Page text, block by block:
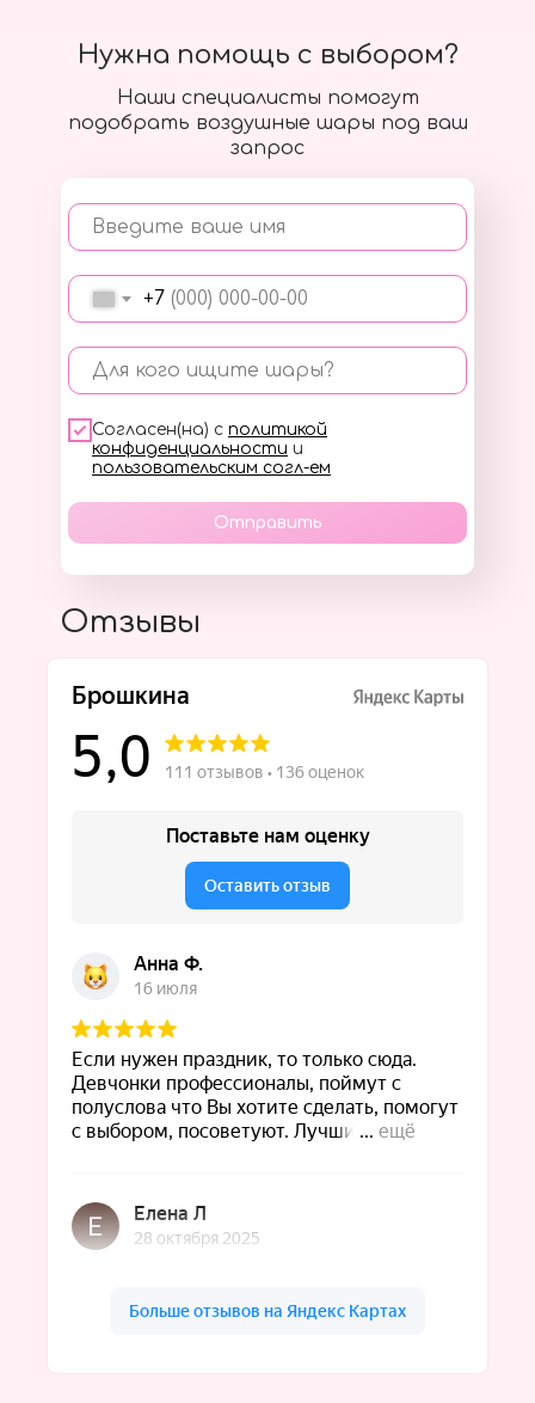
Наши специалисты помогут
подобрать воздушные шары под ваш
запрос
Введите ваше имя
+7
Для кого ищите шары?
Согласен(на) с политикой
конфиденциальности и
пользовательским согл-ем
Отправить
Нужна помощь с выбором?
Отзывы